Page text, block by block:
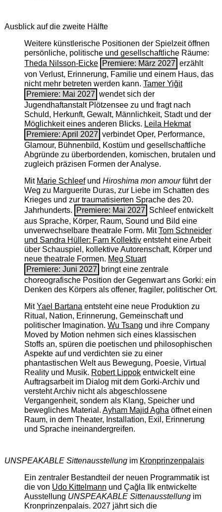
Ausblick auf die zweite Hälfte
Weitere künstlerische Positionen der Spielzeit öffnen
persönliche, politische und gesellschaftliche Räume:
Theda Nilsson-Eicke Premiere: März 2027 erzählt
von Verlust, Erinnerung, Familie und einem Haus, das
nicht mehr betreten werden kann. Tamer Yiğit
Premiere: Mai 2027 wendet sich der
Jugendhaftanstalt Plötzensee zu und fragt nach
Schuld, Herkunft, Gewalt, Männlichkeit, Stadt und der
Möglichkeit eines anderen Blicks. Leila Hekmat
Premiere: April 2027 verbindet Oper, Performance,
Glamour, Bühnenbild, Kostüm und gesellschaftliche
Abgründe zu überbordenden, komischen, brutalen und
zugleich präzisen Formen der Analyse.
Mit Marie Schleefund Hiroshima mon amourführt der
Weg zu Marguerite Duras, zur Liebe im Schatten des
Krieges und zur traumatisierten Sprache des 20.
Jahrhunderts.
Premiere: Mai 2027 Schleef entwickelt
aus Sprache, Körper, Raum, Sound und Bild eine
unverwechselbare theatrale Form. MitTom Schneider
und Sandra Hüller: Farn Kollektiventsteht eine Arbeit
über Schauspiel, kollektive Autorenschaft, Körper und
neue theatrale Formen. Meg Stuart
Premiere: Juni 2027
bringt eine zentrale
choreografische Position der Gegenwart ans Gorki: ein
Denken des Körpers als offener, fragiler, politischer Ort.
MitYael Bartanaentsteht eine neue Produktion zu
Ritual, Nation, Erinnerung, Gemeinschaft und
politischer Imagination. Wu Tsang und ihre Company
Moved by Motion nehmen sich eines klassischen
Stoffs an, spüren die poetischen und philosophischen
Aspekte auf und verdichten sie zu einer
phantastischen Welt aus Bewegung, Poesie, Virtual
Reality und Musik. Robert Lippokentwickelt eine
Auftragsarbeit im Dialog mit dem Gorki-Archiv und
versteht Archiv nicht als abgeschlossene
Vergangenheit, sondern als Klang, Speicher und
bewegliches Material. Ayham Majid Aghaöffnet einen
Raum, in dem Theater, Installation, Exil, Erinnerung
und Sprache ineinandergreifen.
UNSPEAKABLE Sittenausstellungim Kronprinzenpalais
Ein zentraler Bestandteil der neuen Programmatik ist
die von Udo Kittelmann und Çağla Ilk entwickelte
Ausstellung UNSPEAKABLE Sittenausstellungim
Kronprinzenpalais. 2027 jährt sich die